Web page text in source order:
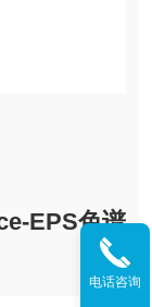
EPS色谱
电话咨询